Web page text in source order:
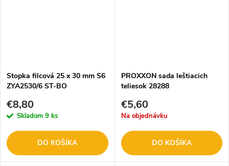
Stopka filcová 25 x 30 mm S6
ZYA2530/6 ST-BO
€8,80
Skladom 9 ks
DO KOŠÍKA
PROXXON sada leštiacich
teliesok 28288
€5,60
Na objednávku
DO KOŠÍKA